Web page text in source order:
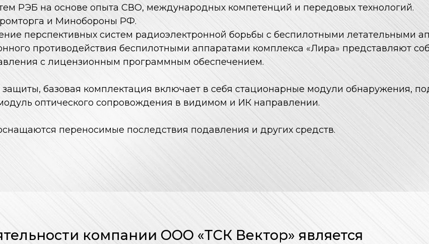
РЭБ на основе опыта СВО, международных компетенций и передовых технологий.
и Минобороны РФ.
перспективных систем радиоэлектронной борьбы с беспилотными летательными
противодействия беспилотными аппаратами комплекса «Лира» представляют
с лицензионным программным обеспечением.
базовая комплектация включает в себя стационарные модули обнаружения,
оптического сопровождения в видимом и ИК направлении.
переносимые последствия подавления и других средств.
компании ООО «ТСК Вектор» является